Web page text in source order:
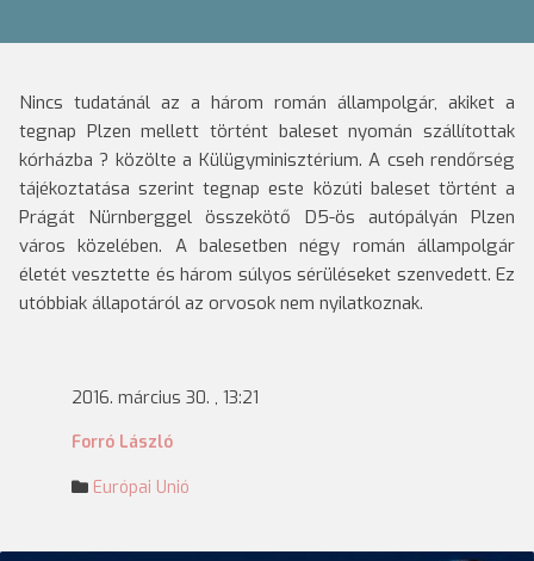
Nincs tudatánál az a három román állampolgár, akiket a
tegnap Plzen mellett történt baleset nyomán szállítottak
kórházba ? közölte a Külügyminisztérium.A cseh rendőrség
tájékoztatása szerint tegnap este közúti baleset történt a
Prágát Nürnberggel összekötő D5-ös autópályán Plzen
város közelében. A balesetben négy román állampolgár
életét vesztette és három súlyos sérüléseket szenvedett. Ez
utóbbiak állapotáról az orvosok nem nyilatkoznak.
2016. március 30. , 13:21
Forró László
Európai Unió